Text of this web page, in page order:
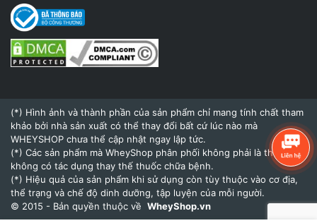
(*) Hình ảnh và thành phần của sản phẩm chỉ mang tính chất tham
khảo bởi nhà sản xuất có thể thay đổi bất cứ lúc nào mà
WHEYSHOP chưa thể cập nhật ngay lập tức.
(*) Các sản phẩm mà WheyShop phân phối không phải là thuốc và
không có tác dụng thay thế thuốc chữa bệnh.
(*) Hiệu quả của sản phẩm khi sử dụng còn tùy thuộc vào cơ địa,
thể trạng và chế độ dinh dưỡng, tập luyện của mỗi người.
© 2015 - Bản quyền thuộc về WheyShop.vn